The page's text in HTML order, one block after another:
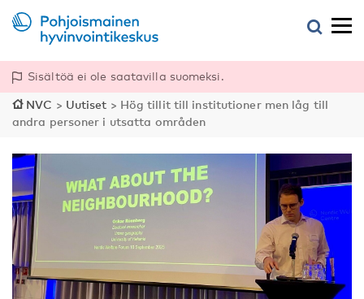
Sisältöä ei ole saatavilla suomeksi.
NVC > Uutiset > Hög tillit till institutioner men låg till
andra personer i utsatta områden